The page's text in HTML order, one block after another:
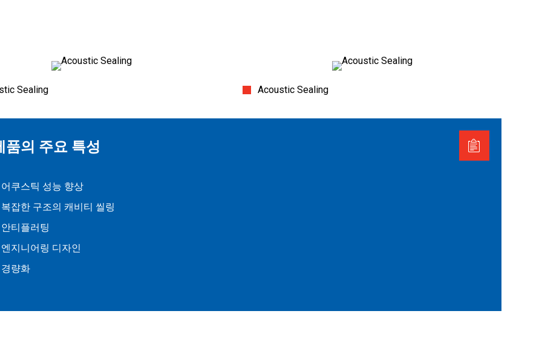
Sealing Acoustic Sealing
품의 주요 특성
어쿠스틱 성능 향상
복잡한 구조의 캐비티 씰링
안티플러팅
엔지니어링 디자인
경량화